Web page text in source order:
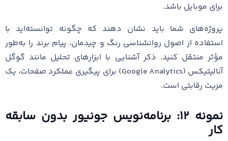
برای موبایل باشد.
پروژه‌های شما باید نشان دهند که چگونه توانسته‌اید با
استفاده از اصول روانشناسی رنگ و چیدمان، پیام برند را به‌طور
مؤثر منتقل کنید. ذکر آشنایی با ابزارهای تحلیل مانند گوگل
آنالیتیکس (Google Analytics) برای پیگیری عملکرد صفحات، یک
مزیت رقابتی است.
نمونه ۱۲: برنامه‌نویس جونیور بدون سابقه
کار